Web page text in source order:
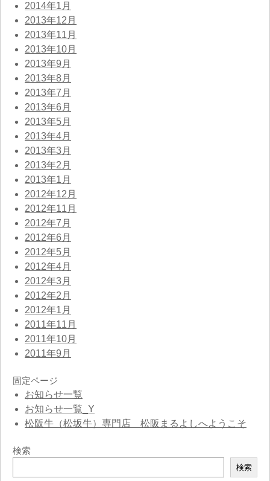
2014年1月
2013年12月
2013年11月
2013年10月
2013年9月
2013年8月
2013年7月
2013年6月
2013年5月
2013年4月
2013年3月
2013年2月
2013年1月
2012年12月
2012年11月
2012年7月
2012年6月
2012年5月
2012年4月
2012年3月
2012年2月
2012年1月
2011年11月
2011年10月
2011年9月
固定ページ
お知らせ一覧
お知らせ一覧_Y
松阪牛（松坂牛）専門店 松阪まるよしへようこそ
検索
索
検索